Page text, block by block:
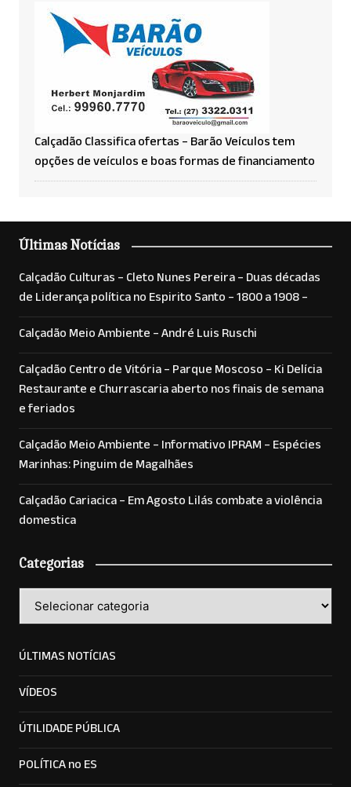
Calçadão Classifica ofertas – Barão Veículos tem
opções de veículos e boas formas de financiamento
Últimas Notícias
Calçadão Culturas – Cleto Nunes Pereira – Duas décadas
de Liderança política no Espirito Santo – 1800 a 1908 –
Calçadão Meio Ambiente – André Luis Ruschi
Calçadão Centro de Vitória – Parque Moscoso – Ki Delícia
Restaurante e Churrascaria aberto nos finais de semana
e feriados
Calçadão Meio Ambiente – Informativo IPRAM – Espécies
Marinhas: Pinguim de Magalhães
Calçadão Cariacica – Em Agosto Lilás combate a violência
domestica
Categorias
Categorias
ÚLTIMAS NOTÍCIAS
VÍDEOS
ÚTILIDADE PÚBLICA
POLÍTICA no ES